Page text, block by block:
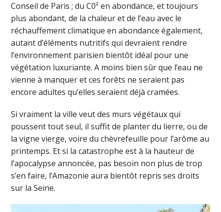
Conseil de Paris ; du C0² en abondance, et toujours
plus abondant, de la chaleur et de l’eau avec le
réchauffement climatique en abondance également,
autant d’éléments nutritifs qui devraient rendre
l’environnement parisien bientôt idéal pour une
végétation luxuriante. A moins bien sûr que l’eau ne
vienne à manquer et ces forêts ne seraient pas
encore adultes qu’elles seraient déjà cramées.
Si vraiment la ville veut des murs végétaux qui
poussent tout seul, il suffit de planter du lierre, ou de
la vigne vierge, voire du chèvrefeuille pour l’arôme au
printemps. Et si la catastrophe est à la hauteur de
l’apocalypse annoncée, pas besoin non plus de trop
s’en faire, l’Amazonie aura bientôt repris ses droits
sur la Seine.